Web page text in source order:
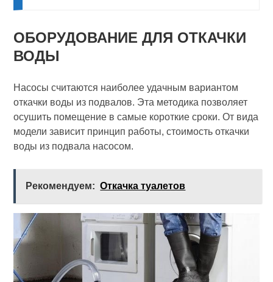
ОБОРУДОВАНИЕ ДЛЯ ОТКАЧКИ
ВОДЫ
Насосы считаются наиболее удачным вариантом
откачки воды из подвалов. Эта методика позволяет
осушить помещение в самые короткие сроки. От вида
модели зависит принцип работы, стоимость откачки
воды из подвала насосом.
Рекомендуем: Откачка туалетов